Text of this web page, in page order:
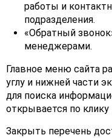
работы и
подразделения.
«Обратный
менеджерами.
Главное меню сайта
углу и нижней части
для поиска
открывается по
Закрыть перечень